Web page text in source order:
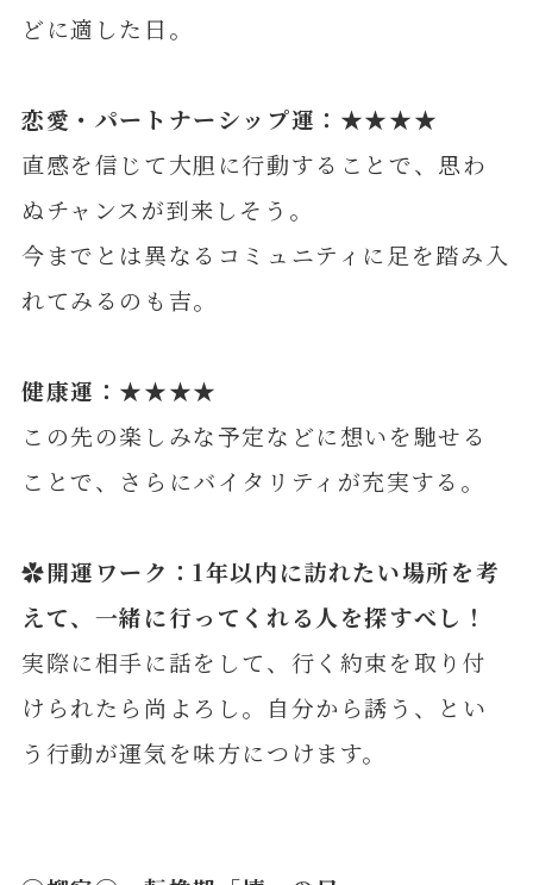
どに適した日。
恋愛・パートナーシップ運：★★★★
直感を信じて大胆に行動することで、思わ
ぬチャンスが到来しそう。
今までとは異なるコミュニティに足を踏み入
れてみるのも吉。
健康運：★★★★
この先の楽しみな予定などに想いを馳せる
ことで、さらにバイタリティが充実する。
✿開運ワーク：1年以内に訪れたい場所を考
えて、一緒に行ってくれる人を探すべし！
実際に相手に話をして、行く約束を取り付
けられたら尚よろし。自分から誘う、とい
う行動が運気を味方につけます。